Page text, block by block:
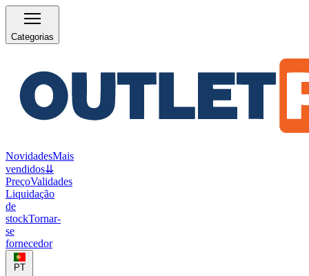
Categorias
NovidadesMais
vendidos⇊
PreçoValidades
Liquidação
de
stockTornar-
se
fornecedor
PT